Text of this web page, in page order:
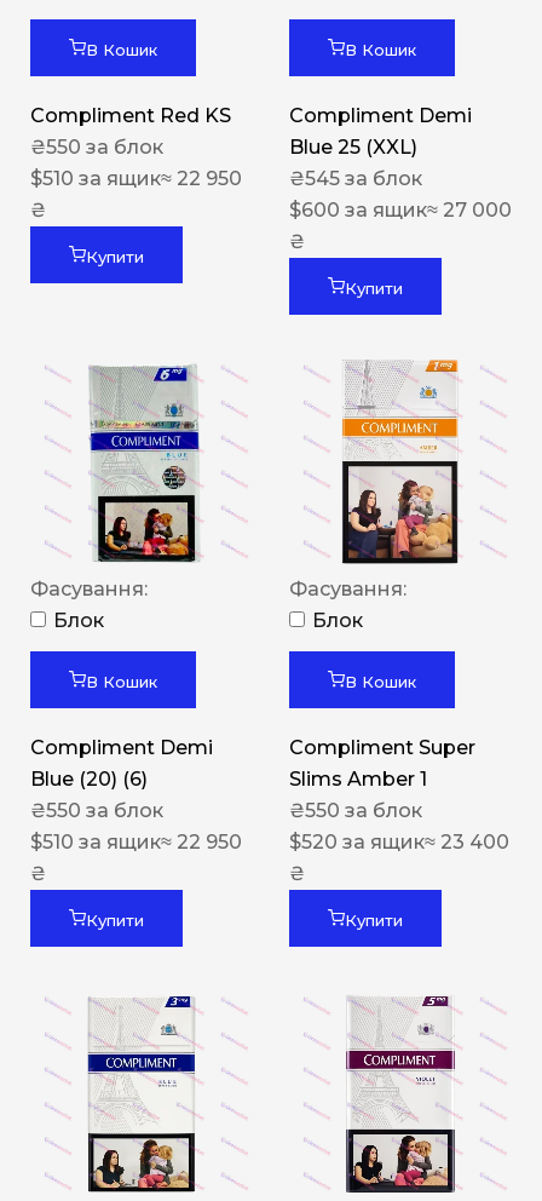
В Кошик
Compliment Red KS
₴550 за блок
$510 за ящик≈ 22 950
₴
Купити
В Кошик
Compliment Demi
Blue 25 (XXL)
₴545 за блок
$600 за ящик≈ 27 000
₴
Купити
Фасування:
Блок
В Кошик
Compliment Demi
Blue (20) (6)
₴550 за блок
$510 за ящик≈ 22 950
₴
Купити
Фасування:
Блок
В Кошик
Compliment Super
Slims Amber 1
₴550 за блок
$520 за ящик≈ 23 400
₴
Купити